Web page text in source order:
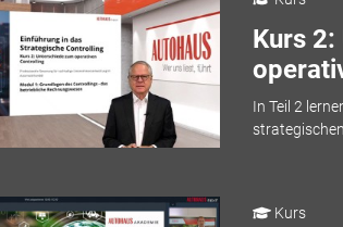
Kurs
In Teil 2
Kurs